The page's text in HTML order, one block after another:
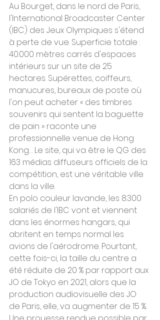
Au Bourget, dans le nord de Paris,
l'International Broadcaster Center
(IBC) des Jeux Olympiques s'étend
à perte de vue. Superficie totale :
40.000 mètres carrés d'espaces
intérieurs sur un site de 25
hectares. Supérettes, coiffeurs,
manucures, bureaux de poste où
l'on peut acheter « des timbres
souvenirs qui sentent la baguette
de pain » raconte une
professionnelle venue de Hong
Kong… Le site, qui va être le QG des
163 médias diffuseurs officiels de la
compétition, est une véritable ville
dans la ville.
En polo couleur lavande, les 8.300
salariés de l'IBC vont et viennent
dans les énormes hangars, qui
abritent en temps normal les
avions de l'aérodrome. Pourtant,
cette fois-ci, la taille du centre a
été réduite de 20 % par rapport aux
JO de Tokyo en 2021, alors que la
production audiovisuelle des JO
de Paris, elle, va augmenter de 15 %.